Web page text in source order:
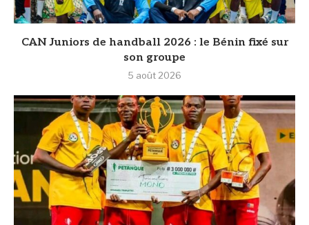
CAN Juniors de handball 2026 : le Bénin fixé sur
son groupe
5 août 2026